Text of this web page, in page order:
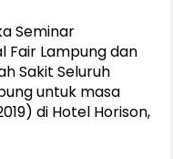
Seminar
Fair Lampung dan
Sakit Seluruh
untuk masa
di Hotel Horison,